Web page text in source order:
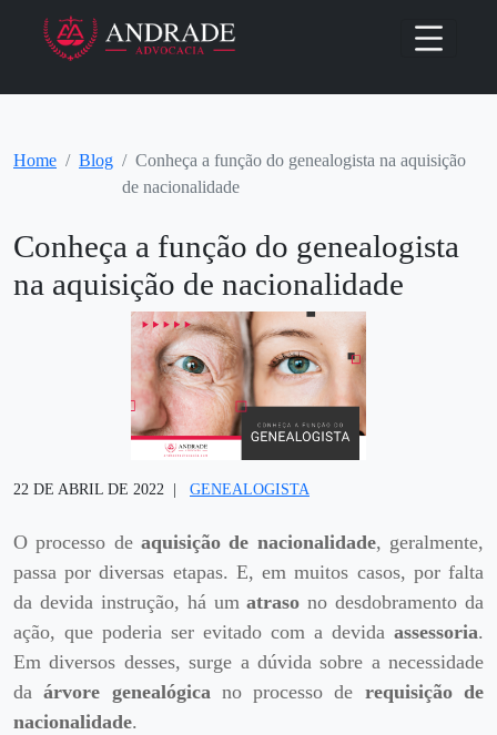
Home Blog
Conheça a função do genealogista na aquisição
de nacionalidade
Conheça a função do genealogista
na aquisição de nacionalidade
22 DE ABRIL DE 2022 GENEALOGISTA
O processo de aquisição de nacionalidade, geralmente,
passa por diversas etapas. E, em muitos casos, por falta
da devida instrução, há umatrasono desdobramento da
ação, que poderia ser evitado com a devida assessoria.
Em diversos desses, surge a dúvida sobre a necessidade
daárvore genealógica no processo de requisição de
nacionalidade.